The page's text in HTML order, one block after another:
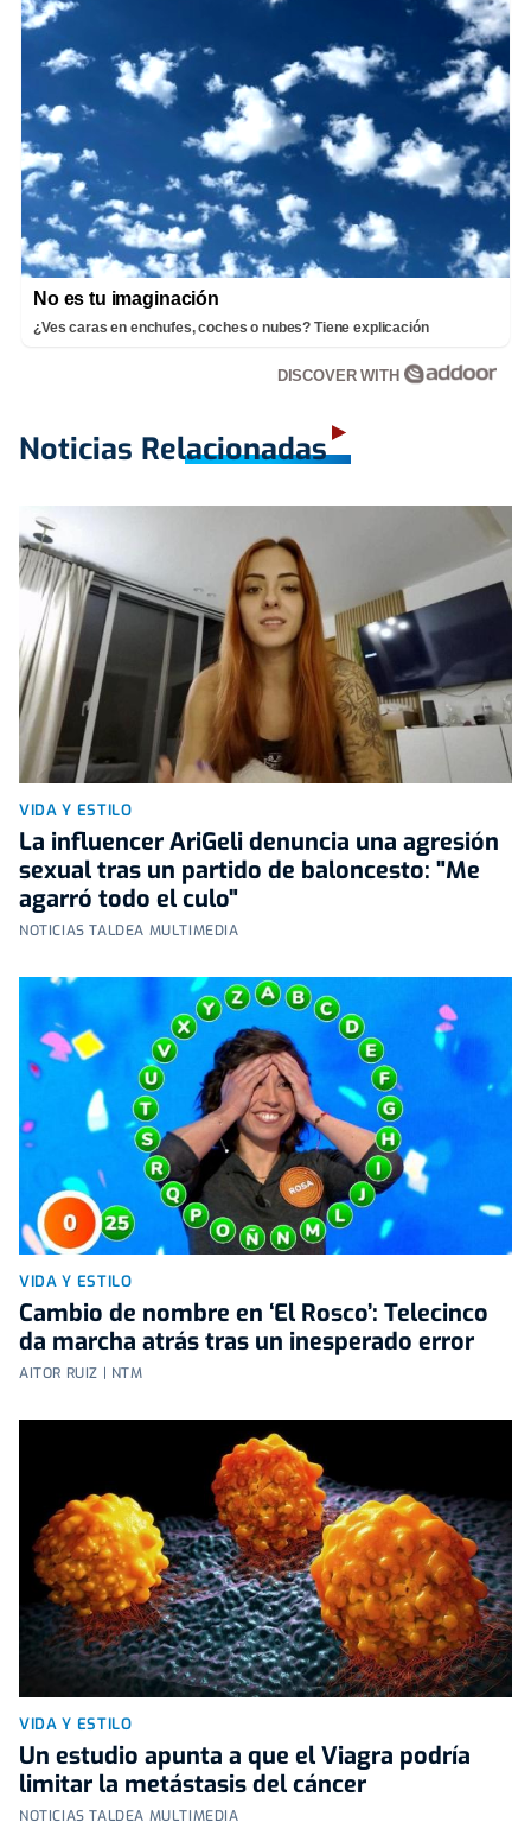
No es tu imaginación
¿Ves caras en enchufes, coches o nubes? Tiene explicación
DISCOVER WITH
Noticias Relacionadas
VIDA Y ESTILO
La influencer AriGeli denuncia una agresión
sexual tras un partido de baloncesto: "Me
agarró todo el culo"
NOTICIAS TALDEA MULTIMEDIA
VIDA Y ESTILO
Cambio de nombre en ‘El Rosco’: Telecinco
da marcha atrás tras un inesperado error
AITOR RUIZ | NTM
VIDA Y ESTILO
Un estudio apunta a que el Viagra podría
limitar la metástasis del cáncer
NOTICIAS TALDEA MULTIMEDIA